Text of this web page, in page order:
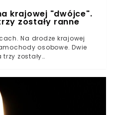
krajowej "dwójce".
zostały ranne
Na drodze krajowej
osobowe. Dwie
zostały
Podlaskim –
Dróg Krajowych i
się dwa samochody